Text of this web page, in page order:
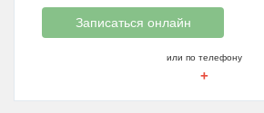
Записаться онлайн
или по телефону
+